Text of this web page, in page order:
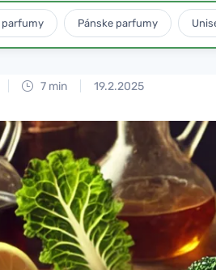
parfumy Pánske parfumy
7 min 19.2.2025